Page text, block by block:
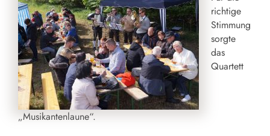
richtige
Stimmung
sorgte
das
Quartett
„Musikantenlaune“.